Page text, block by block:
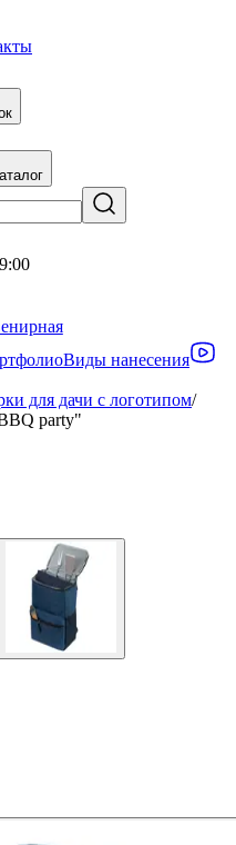
Виды нанесения
для дачи с логотипом/
party"